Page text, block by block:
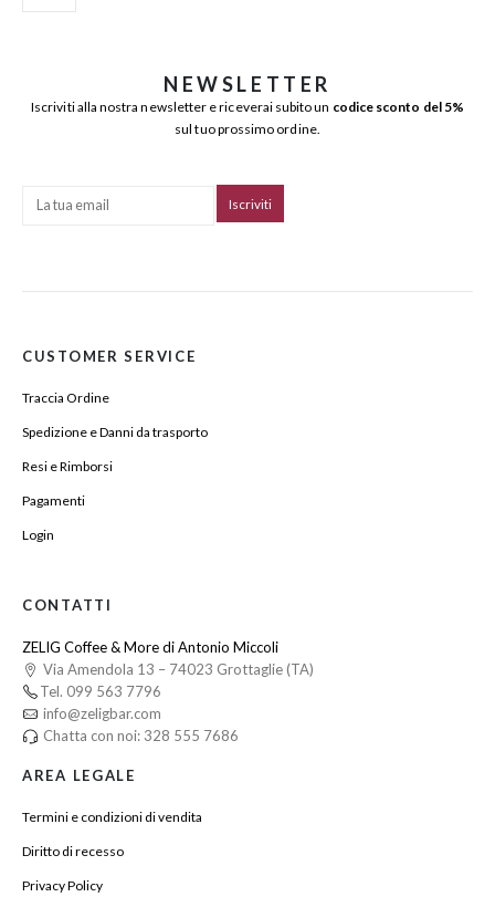
NEWSLETTER
Iscriviti alla nostra newsletter e riceverai subito un codice sconto del 5%
sul tuo prossimo ordine.
CUSTOMER SERVICE
Traccia Ordine
Spedizione e Danni da trasporto
Resi e Rimborsi
Pagamenti
Login
CONTATTI
ZELIG Coffee & More di Antonio Miccoli
Via Amendola 13 – 74023 Grottaglie (TA)
Tel. 099 563 7796
info@zeligbar.com
Chatta con noi: 328 555 7686
AREA LEGALE
Termini e condizioni di vendita
Diritto di recesso
Privacy Policy